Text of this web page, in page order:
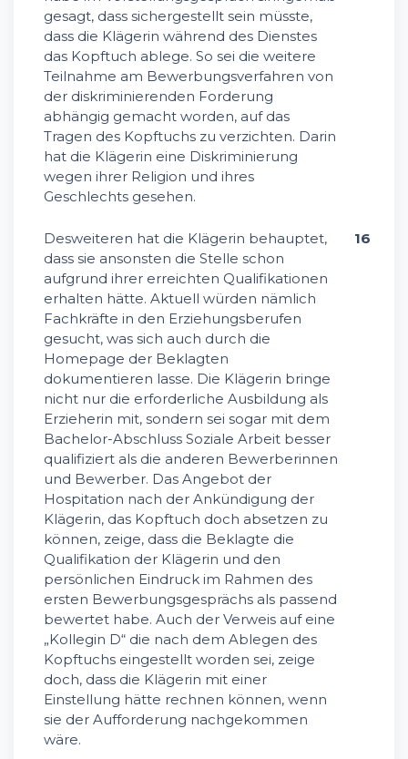
gesagt, dass sichergestellt sein müsste,
dass die Klägerin während des Dienstes
das Kopftuch ablege. So sei die weitere
Teilnahme am Bewerbungsverfahren von
der diskriminierenden Forderung
abhängig gemacht worden, auf das
Tragen des Kopftuchs zu verzichten. Darin
hat die Klägerin eine Diskriminierung
wegen ihrer Religion und ihres
Geschlechts gesehen.
Desweiteren hat die Klägerin behauptet,
dass sie ansonsten die Stelle schon
aufgrund ihrer erreichten Qualifikationen
erhalten hätte. Aktuell würden nämlich
Fachkräfte in den Erziehungsberufen
gesucht, was sich auch durch die
Homepage der Beklagten
dokumentieren lasse. Die Klägerin bringe
nicht nur die erforderliche Ausbildung als
Erzieherin mit, sondern sei sogar mit dem
Bachelor-Abschluss Soziale Arbeit besser
qualifiziert als die anderen Bewerberinnen
und Bewerber. Das Angebot der
Hospitation nach der Ankündigung der
Klägerin, das Kopftuch doch absetzen zu
können, zeige, dass die Beklagte die
Qualifikation der Klägerin und den
persönlichen Eindruck im Rahmen des
ersten Bewerbungsgesprächs als passend
bewertet habe. Auch der Verweis auf eine
„Kollegin D“ die nach dem Ablegen des
Kopftuchs eingestellt worden sei, zeige
doch, dass die Klägerin mit einer
Einstellung hätte rechnen können, wenn
sie der Aufforderung nachgekommen
wäre.
16